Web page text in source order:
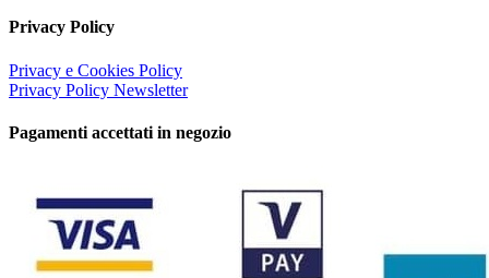
Privacy Policy
Privacy e Cookies Policy
Privacy Policy Newsletter
Pagamenti accettati in negozio